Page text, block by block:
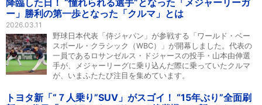
降臨した日！ “憧れられる選手”となった「メジャーリーガ
ー」勝利の第一歩となった「クルマ」とは
2026.03.11
野球日本代表「侍ジャパン」が参戦する「ワールド・ベー
スボール・クラシック（WBC）」が開幕しました。代表の
一員であるロサンゼルス・ドジャースの投手・山本由伸選
手が、メジャーリーグに乗り込んだ際に乗っていたクルマ
が、いまふたたび注目を集めています。
トヨタ新「“７人乗り”SUV」がスゴイ！ “15年ぶり”全面刷